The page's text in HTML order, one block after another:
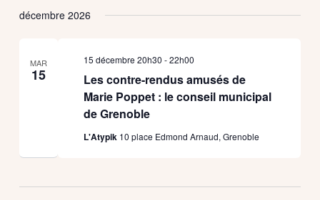
décembre 2026
MAR
15
Les contre-rendus amusés de
Marie Poppet : le conseil municipal
de Grenoble
15 décembre 20h30 -22h00
L'Atypik 10 place Edmond Arnaud, Grenoble